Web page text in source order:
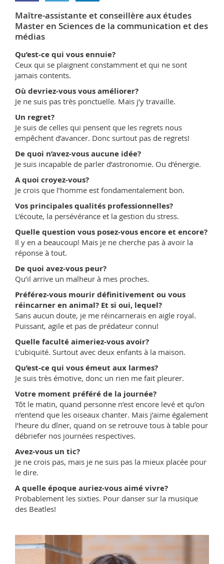
Interfakultär
Doktorierende
Vorlesungsverzeichnis
MyUnifr
Maître-assistante et conseillère aux études
Master en Sciences de la communication et des
médias
Qu’est-ce qui vous ennuie?
Ceux qui se plaignent constamment et qui ne sont
jamais contents.
Où devriez-vous vous améliorer?
Je ne suis pas très ponctuelle. Mais j’y travaille.
Un regret?
Je suis de celles qui pensent que les regrets nous
empêchent d’avancer. Donc surtout pas de regrets!
De quoi n’avez-vous aucune idée?
Je suis incapable de parler d’astronomie. Ou d’énergie.
A quoi croyez-vous?
Je crois que l’homme est fondamentalement bon.
Vos principales qualités professionnelles?
L’écoute, la persévérance et la gestion du stress.
Quelle question vous posez-vous encore et encore?
Il y en a beaucoup! Mais je ne cherche pas à avoir la
réponse à tout.
De quoi avez-vous peur?
Qu’il arrive un malheur à mes proches.
Préférez-vous mourir définitivement ou vous
réincarner en animal? Et si oui, lequel?
Sans aucun doute, je me réincarnerais en aigle royal.
Puissant, agile et pas de prédateur connu!
Quelle faculté aimeriez-vous avoir?
L’ubiquité. Surtout avec deux enfants à la maison.
Qu’est-ce qui vous émeut aux larmes?
Je suis très émotive, donc un rien me fait pleurer.
Votre moment préféré de la journée?
Tôt le matin, quand personne n’est encore levé et qu’on
n’entend que les oiseaux chanter. Mais j’aime également
l’heure du dîner, quand on se retrouve tous à table pour
débriefer nos journées respectives.
Avez-vous un tic?
Je ne crois pas, mais je ne suis pas la mieux placée pour
le dire.
A quelle époque auriez-vous aimé vivre?
Probablement les sixties. Pour danser sur la musique
des Beatles!